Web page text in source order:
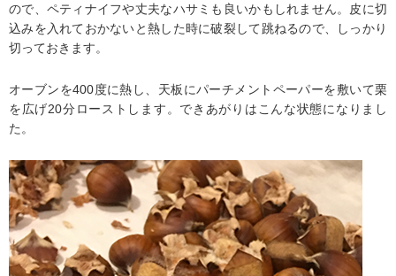
ので、ペティナイフや丈夫なハサミも良いかもしれません。皮に切
込みを入れておかないと熱した時に破裂して跳ねるので、しっかり
切っておきます。
オーブンを400度に熱し、天板にパーチメントペーパーを敷いて栗
を広げ20分ローストします。できあがりはこんな状態になりまし
た。